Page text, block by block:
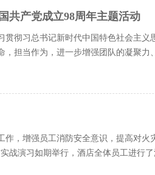
共产党成立98周年主题活动
贯彻习总书记新时代中国特色社会主
，担当作为，进一步增强团队的凝聚力
作，增强员工消防安全意识，提高对
战演习如期举行，酒店全体员工进行了